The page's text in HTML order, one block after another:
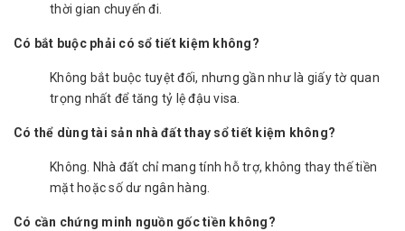
thời gian chuyến đi.
Có bắt buộc phải có sổ tiết kiệm không?
Không bắt buộc tuyệt đối, nhưng gần như là giấy tờ quan
trọng nhất để tăng tỷ lệ đậu visa.
Có thể dùng tài sản nhà đất thay sổ tiết kiệm không?
Không. Nhà đất chỉ mang tính hỗ trợ, không thay thế tiền
mặt hoặc số dư ngân hàng.
Có cần chứng minh nguồn gốc tiền không?